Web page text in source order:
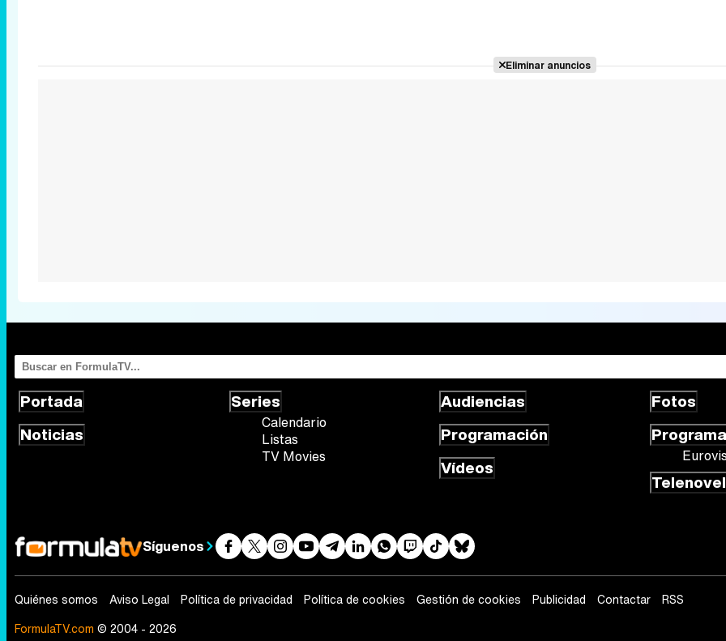
Eliminar anuncios
Portada
Noticias
Series
Calendario
Listas
TV Movies
Audiencias
Programación
Vídeos
Fotos
Síguenos
Quiénes somos Aviso Legal Política de privacidad Política de cookies Gestión de cookies Publicidad Contactar
RSS
FormulaTV.com © 2004 - 2026